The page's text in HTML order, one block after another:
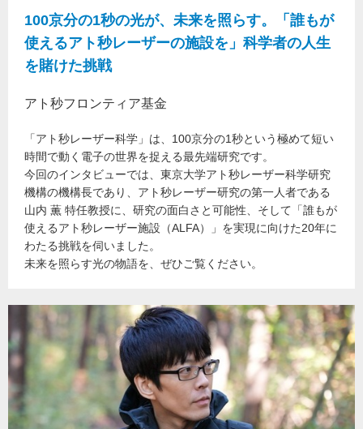
100京分の1秒の光が、未来を照らす。「誰もが
使えるアト秒レーザーの施設を」科学者の人生
を賭けた挑戦
アト秒フロンティア基金
「アト秒レーザー科学」は、100京分の1秒という極めて短い
時間で動く電子の世界を捉える最先端研究です。
今回のインタビューでは、東京大学アト秒レーザー科学研究
機構の機構長であり、アト秒レーザー研究の第一人者である
山内 薫 特任教授に、研究の面白さと可能性、そして「誰もが
使えるアト秒レーザー施設（ALFA）」を実現に向けた20年に
わたる挑戦を伺いました。
未来を照らす光の物語を、ぜひご覧ください。